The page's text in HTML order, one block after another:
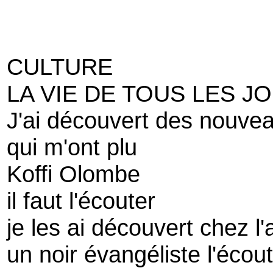
CULTURE
LA VIE DE TOUS LES
J'ai découvert des
qui m'ont plu
Koffi Olombe
il faut l'écouter
je les ai découvert chez
un noir évangéliste